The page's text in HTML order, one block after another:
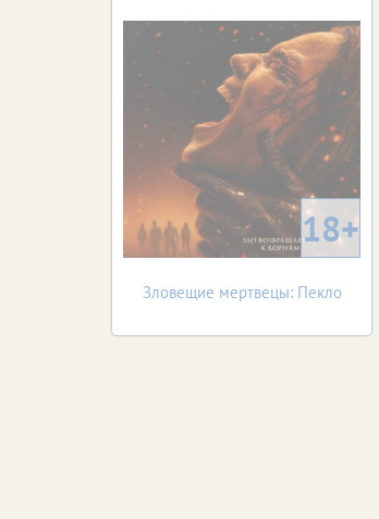
18+
Зловещие мертвецы: Пекло